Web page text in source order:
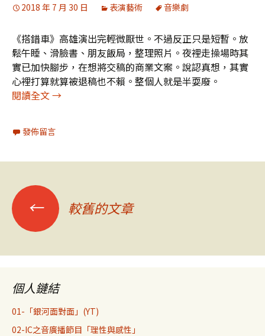
2018 年 7 月 30 日 表演藝術 音樂劇
《搭錯車》高雄演出完輕微厭世。不過反正只是短暫。放
鬆午睡、滑臉書、朋友飯局，整理照片。夜裡走操場時其
實已加快腳步，在想將交稿的商業文案。說認真想，其實
心裡打算就算被退稿也不賴。整個人就是半耍廢。
閱讀全文《搭錯車》：落幕後輕微厭世
→
發佈留言
文
章
導
覽
← 較舊的文章
個人鏈結
01-「銀河面對面」(YT)
02-IC之音廣播節目「理性與感性」